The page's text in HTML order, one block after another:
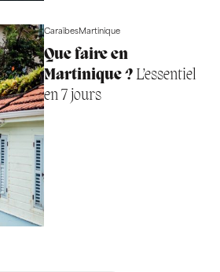
CaraïbesMartinique
Que faire en
Martinique ?L’essentiel
en 7 jours